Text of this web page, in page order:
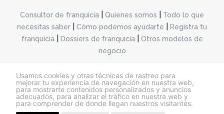
Usamos cookies y otras técnicas de rastreo para
mejorar tu experiencia de navegación en nuestra web,
para mostrarte contenidos personalizados y anuncios
adecuados, para analizar el tráfico en nuestra web y
para comprender de donde llegan nuestros visitantes.
Consultor de franquicia Quienes somos
Todo lo que
necesitas saber
Cómo podemos ayudarte
Registra tu
franquicia| Dossiers de franquicia|
Otros modelos de
negocio
@franquiciashoy.es |Aviso legal| Política de cookies|Política de privacidad